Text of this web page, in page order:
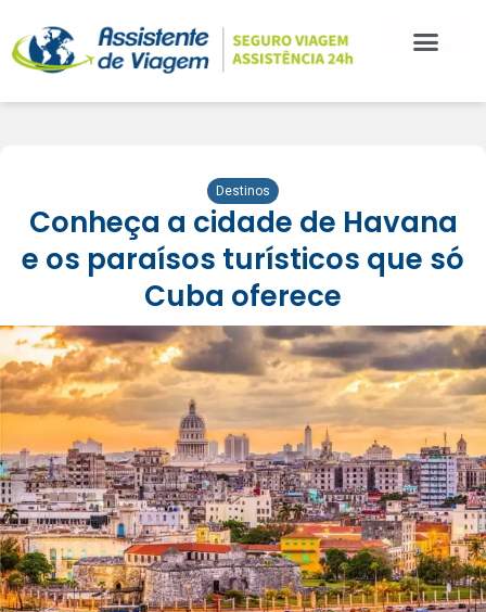
Destinos
Conheça a cidade de Havana
e os paraísos turísticos que só
Cuba oferece